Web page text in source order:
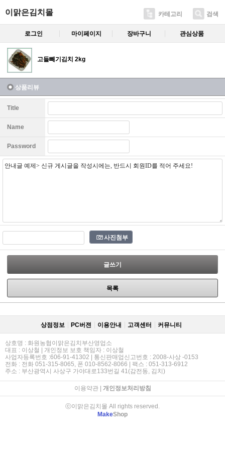
이맑은김치몰 카테고리 검색
로그인 마이페이지 장바구니 관심상품
고들빼기김치 2kg
상품리뷰
Title
Name
Password
사진첨부
글쓰기
목록
상점정보 PC버젼 이용안내 고객센터 커뮤니티
상호명 : 화원농협이맑은김치부산영업소
대표 : 이상철 | 개인정보 보호 책임자 : 이상철
사업자등록번호 :606-91-41302 | 통신판매업신고번호 : 2008-사상 -0153
전화 : 전화 051-315-8065, 폰 010-8562-8066 | 팩스 : 051-313-6912
주소 : 부산광역시 사상구 가야대로133번길 41(감전동, 김치)
이용약관| 개인정보처리방침
ⓒ이맑은김치몰 All rights reserved.
MakeShop